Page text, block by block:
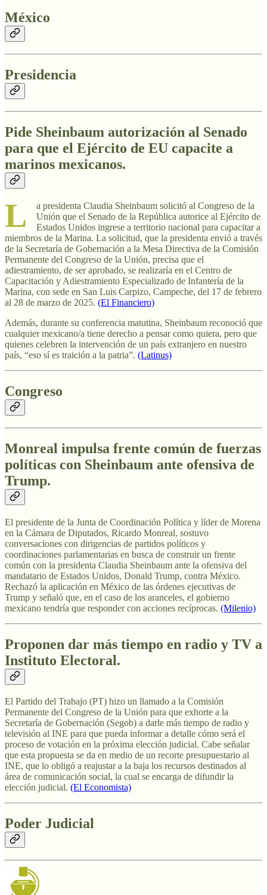
México
Presidencia
Pide Sheinbaum autorización al Senado
para que el Ejército de EU capacite a
marinos mexicanos.
L
a presidenta Claudia Sheinbaum solicitó al Congreso de la
Unión que el Senado de la República autorice al Ejército de
Estados Unidos ingrese a territorio nacional para capacitar a
miembros de la Marina. La solicitud, que la presidenta envió a través
de la Secretaría de Gobernación a la Mesa Directiva de la Comisión
Permanente del Congreso de la Unión, precisa que el
adiestramiento, de ser aprobado, se realizaría en el Centro de
Capacitación y Adiestramiento Especializado de Infantería de la
Marina, con sede en San Luis Carpizo, Campeche, del 17 de febrero
al 28 de marzo de 2025. (El Financiero)
Además, durante su conferencia matutina, Sheinbaum reconoció que
cualquier mexicano/a tiene derecho a pensar como quiera, pero que
quienes celebren la intervención de un país extranjero en nuestro
país, “eso sí es traición a la patria”. (Latinus)
Congreso
Monreal impulsa frente común de fuerzas
políticas con Sheinbaum ante ofensiva de
Trump.
El presidente de la Junta de Coordinación Política y líder de Morena
en la Cámara de Diputados, Ricardo Monreal, sostuvo
conversaciones con dirigencias de partidos políticos y
coordinaciones parlamentarias en busca de construir un frente
común con la presidenta Claudia Sheinbaum ante la ofensiva del
mandatario de Estados Unidos, Donald Trump, contra México.
Rechazó la aplicación en México de las órdenes ejecutivas de
Trump y señaló que, en el caso de los aranceles, el gobierno
mexicano tendría que responder con acciones recíprocas. (Milenio)
Proponen dar más tiempo en radio y TV a
Instituto Electoral.
El Partido del Trabajo (PT) hizo un llamado a la Comisión
Permanente del Congreso de la Unión para que exhorte a la
Secretaría de Gobernación (Segob) a darle más tiempo de radio y
televisión al INE para que pueda informar a detalle cómo será el
proceso de votación en la próxima elección judicial. Cabe señalar
que esta propuesta se da en medio de un recorte presupuestario al
INE, que lo obligó a reajustar a la baja los recursos destinados al
área de comunicación social, la cual se encarga de difundir la
elección judicial. (El Economista)
Poder Judicial